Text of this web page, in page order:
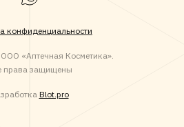
конфиденциальности
«Аптечная Косметика».
права защищены
Blot.pro